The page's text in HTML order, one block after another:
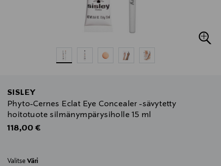
SISLEY
Phyto-Cernes Eclat Eye Concealer -sävytetty
hoitotuote silmänympärysiholle 15 ml
Original Price
118,00 €
Valitse Väri